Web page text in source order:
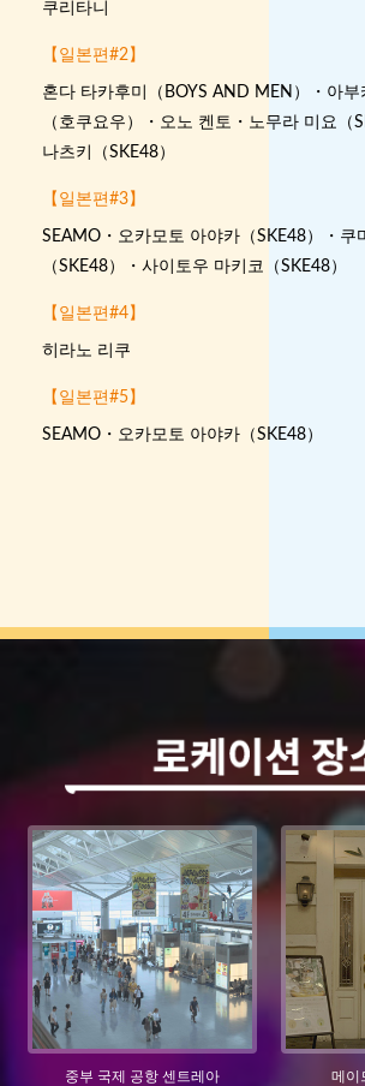
쿠리타니
【일본편#2】
혼다 타카후미（BOYS AND MEN）・아부
（호쿠요우）・오노 켄토・노무라 미요（
나츠키（SKE48）
【일본편#3】
SEAMO・오카모토 아야카（SKE48）・쿠
（SKE48）・사이토우 마키코（SKE48）
【일본편#4】
히라노 리쿠
【일본편#5】
SEAMO・오카모토 아야카（SKE48）
중부 국제 공항 센트레아 메이